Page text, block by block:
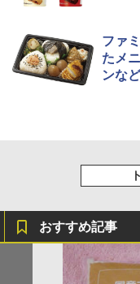
ファ
たメ
ンなど
おすすめ記事